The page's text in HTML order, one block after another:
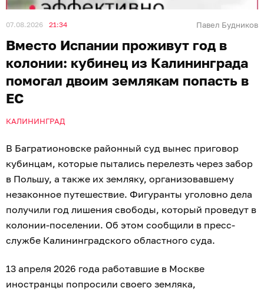
07.08.2026 21:34 Павел Будников
Вместо Испании проживут год в
колонии: кубинец из Калининграда
помогал двоим землякам попасть в
ЕС
КАЛИНИНГРАД
В Багратионовске районный суд вынес приговор
кубинцам, которые пытались перелезть через забор
в Польшу, а также их земляку, организовавшему
незаконное путешествие. Фигуранты уголовно дела
получили год лишения свободы, который проведут в
колонии-поселении. Об этом сообщили в пресс-
службе Калининградского областного суда.
13 апреля 2026 года работавшие в Москве
иностранцы попросили своего земляка,